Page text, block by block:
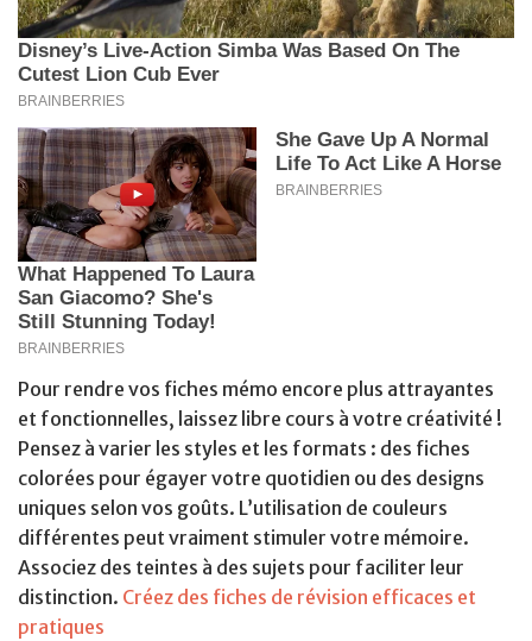
Pour rendre vos fiches mémo encore plus attrayantes
et fonctionnelles, laissez libre cours à votre créativité !
Pensez à varier les styles et les formats : des fiches
colorées pour égayer votre quotidien ou des designs
uniques selon vos goûts. L’utilisation de couleurs
différentes peut vraiment stimuler votre mémoire.
Associez des teintes à des sujets pour faciliter leur
distinction. Créez des fiches de révision efficaces et
pratiques